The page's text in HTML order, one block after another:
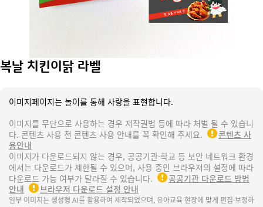
복날 치킨이닭 라벨
이미지페이지는 놀이를 통해 사랑을 표현합니다.
이미지를 무단으로 사용하는 경우 저작권법 등에 따라 처벌 될 수 있습니
다. 콘텐츠 사용 전 콘텐츠 사용 안내를 꼭 확인해 주세요.
콘텐츠 사
용안내
이미지가 다운로드되지 않는 경우, 공공기관·학교 등 보안 네트워크 환경
에서는 다운로드가 제한될 수 있으며, 사용 중인 브라우저의 설정에 따라
다운로드 가능 여부가 달라질 수 있습니다.
공공기관 다운로드 방법
안내
브라우저 다운로드 설정 안내
일부 이미지는 생성형 AI를 활용하여 제작되었으며, 유아교육 현장에 맞게 편집·보정하